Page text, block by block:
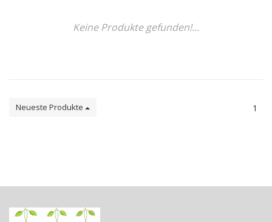
Keine Produkte gefunden!...
Neueste Produkte 1